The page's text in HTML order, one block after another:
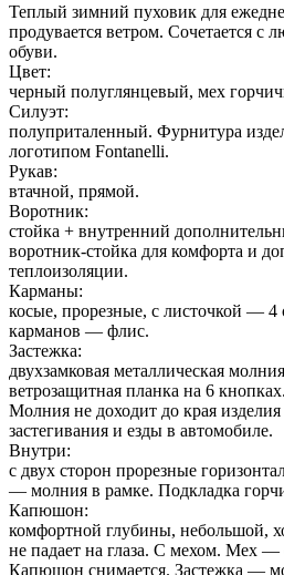
Теплый зимний пуховик для
продувается ветром. Сочетается
обуви.
Цвет:
черный полуглянцевый, мех
Силуэт:
полуприталенный. Фурнитура
логотипом Fontanelli.
Рукав:
втачной, прямой.
Воротник:
стойка + внутренний
воротник-стойка для комфорта и
теплоизоляции.
Карманы:
косые, прорезные, с листочкой — 4
карманов — флис.
Застежка:
двухзамковая металлическая
ветрозащитная планка на 6 кнопках.
Молния не доходит до края изделия
застегивания и езды в автомобиле.
Внутри:
с двух сторон прорезные
— молния в рамке. Подкладка
Капюшон:
комфортной глубины, небольшой,
не падает на глаза. С мехом. Мех —
Капюшон снимается. Застежка —